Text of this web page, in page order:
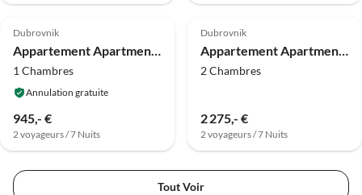
4.0 (15)
Dubrovnik
Appartement Apartments Studio Dubrovnik Beach Area- Comfort Studio Apartment
1 Chambres
Annulation gratuite
945,- €
2 voyageurs / 7 Nuits
4.0 (2)
Dubrovnik
Appartement Apartment Jany - Two Bedroom Apartment with City View
2 Chambres
2 275,- €
2 voyageurs / 7 Nuits
Tout Voir